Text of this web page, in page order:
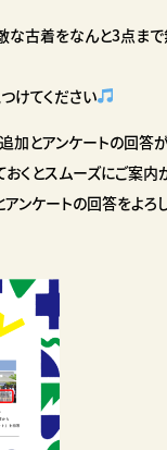
な古着をなんと3点ま
けてください
とアンケートの回答が
くとスムーズにご案内
ンケートの回答をよろ